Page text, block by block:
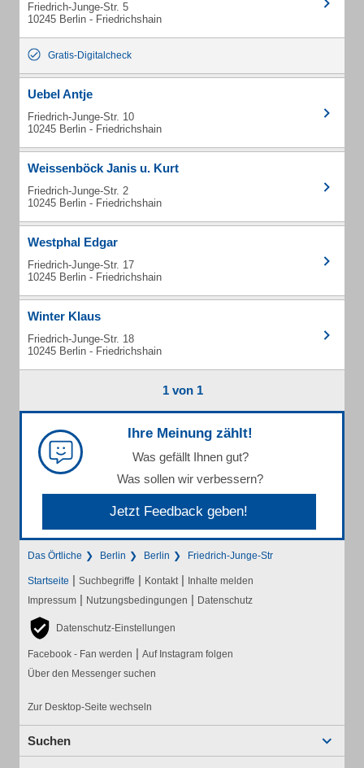
Friedrich-Junge-Str. 5
10245 Berlin - Friedrichshain
Gratis-Digitalcheck
Uebel Antje
Friedrich-Junge-Str. 10
10245 Berlin - Friedrichshain
Weissenböck Janis u. Kurt
Friedrich-Junge-Str. 2
10245 Berlin - Friedrichshain
Westphal Edgar
Friedrich-Junge-Str. 17
10245 Berlin - Friedrichshain
Winter Klaus
Friedrich-Junge-Str. 18
10245 Berlin - Friedrichshain
1 von 1
Ihre Meinung zählt!
Was gefällt Ihnen gut?
Was sollen wir verbessern?
Jetzt Feedback geben!
Das Örtliche Berlin Berlin Friedrich-Junge-Str
Startseite | Suchbegriffe | Kontakt | Inhalte melden
Impressum | Nutzungsbedingungen | Datenschutz
Datenschutz-Einstellungen
Facebook - Fan werden | Auf Instagram folgen
Über den Messenger suchen
Zur Desktop-Seite wechseln
Suchen